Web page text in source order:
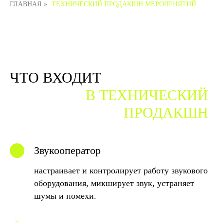
ГЛАВНАЯ » ТЕХНИЧЕСКИЙ ПРОДАКШН МЕРОПРИЯТИЙ
ЧТО ВХОДИТ
В ТЕХНИЧЕСКИЙ
ПРОДАКШН
Звукооператор
настраивает и контролирует работу звукового
оборудования, микширует звук, устраняет
шумы и помехи.